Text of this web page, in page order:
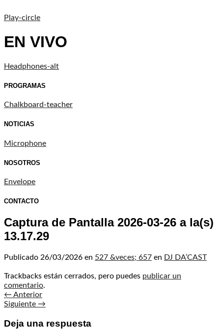
Play-circle
EN VIVO
Headphones-alt
PROGRAMAS
Chalkboard-teacher
NOTICIAS
Microphone
NOSOTROS
Envelope
CONTACTO
Captura de Pantalla 2026-03-26 a la(s)
13.17.29
Publicado 26/03/2026 en 527 &veces; 657 en DJ DA’CAST
Trackbacks están cerrados, pero puedes publicar un
comentario.
← Anterior
Siguiente →
Deja una respuesta